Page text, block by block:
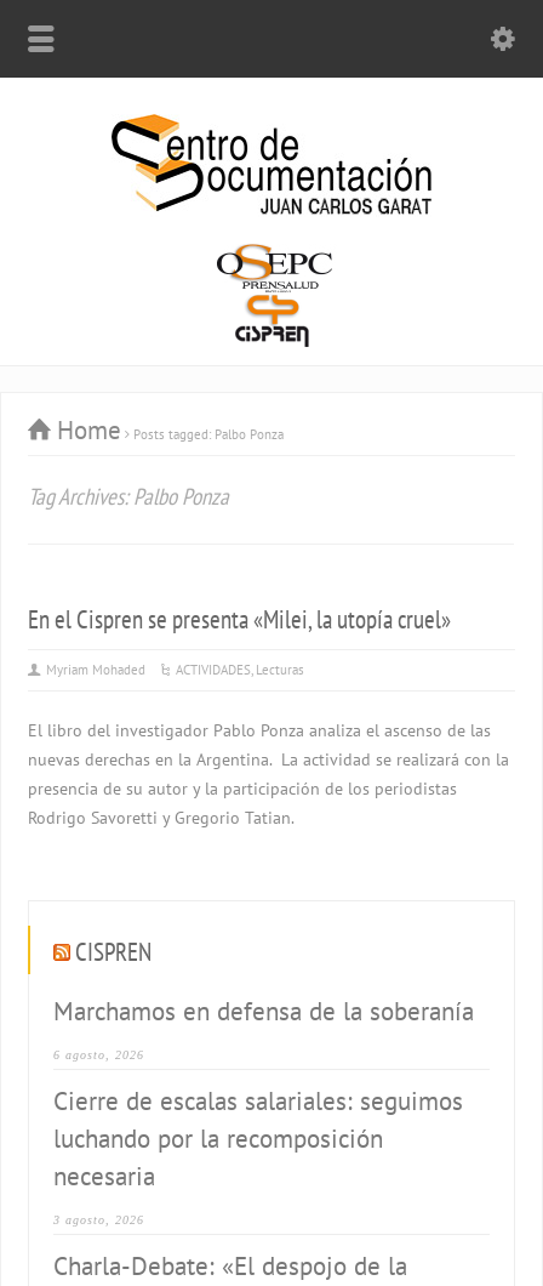
Home Posts tagged: Palbo Ponza
Tag Archives: Palbo Ponza
En el Cispren se presenta «Milei, la utopía cruel»
Myriam Mohaded ACTIVIDADES, Lecturas
El libro del investigador Pablo Ponza analiza el ascenso de las
nuevas derechas en la Argentina. La actividad se realizará con la
presencia de su autor y la participación de los periodistas
Rodrigo Savoretti y Gregorio Tatian.
CISPREN
Marchamos en defensa de la soberanía
6 agosto, 2026
Cierre de escalas salariales: seguimos
luchando por la recomposición
necesaria
3 agosto, 2026
Charla-Debate: «El despojo de la